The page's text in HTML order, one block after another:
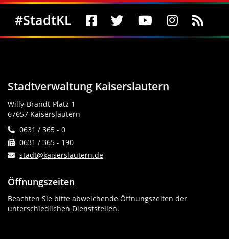
Social Media
#StadtKL
Stadtverwaltung Kaiserslautern
Willy-Brandt-Platz 1
67657 Kaiserslautern
0631 / 365 - 0
0631 / 365 - 190
stadt@kaiserslautern.de
Öffnungszeiten
Beachten Sie bitte abweichende Öffnungszeiten der
unterschiedlichen Dienststellen.